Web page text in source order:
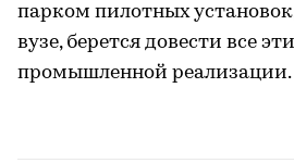
парком пилотных
вузе, берется довести все
промышленной реализации.